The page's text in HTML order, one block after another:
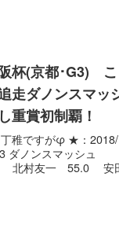
杯(京都･G3) こ
走ダノンスマッ
重賞初制覇！
稚ですがφ ★：
ダノンスマ
村友一 55.0 安田